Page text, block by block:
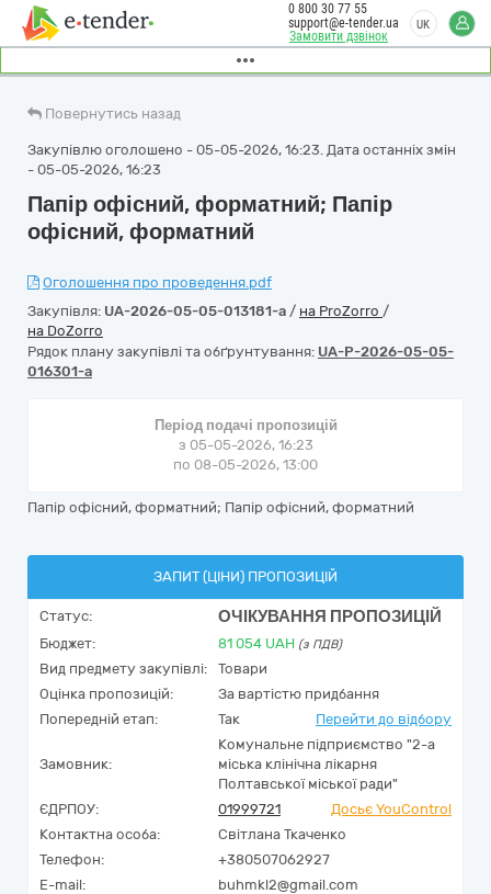
Замовити дзвінок
0 800 30 77 55
support@e-tender.ua
UK
Повернутись назад
Закупівлю оголошено - 05-05-2026, 16:23. Дата останніх змін
- 05-05-2026, 16:23
Папір офісний, форматний; Папір
офісний, форматний
Оголошення про проведення.pdf
Закупівля: UA-2026-05-05-013181-a / на ProZorro /
на DoZorro
Рядок плану закупівлі та обґрунтування: UA-P-2026-05-05-
016301-a
Період подачі пропозицій
з 05-05-2026, 16:23
по 08-05-2026, 13:00
Папір офісний, форматний; Папір офісний, форматний
ЗАПИТ (ЦІНИ) ПРОПОЗИЦІЙ
Статус: ОЧІКУВАННЯ ПРОПОЗИЦІЙ
Бюджет: 81 054 UAH (з ПДВ)
Вид предмету закупівлі:
Товари
Оцінка пропозицій:
За вартістю придбання
Попередній етап:
Так Перейти до відбору
Замовник:
Комунальне підприємство "2-а
міська клінічна лікарня
Полтавської міської ради"
ЄДРПОУ:
01999721
Досьє YouControl
Контактна особа:
Світлана Ткаченко
Телефон:
+380507062927
E-mail:
buhmkl2@gmail.com